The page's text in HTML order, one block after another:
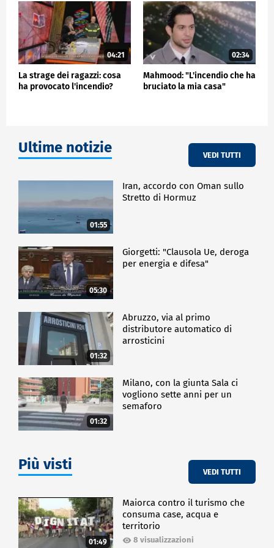
"Questa mattina, poco prima delle 7, siamo stati
chiamati per un incendio in un immobile in Golders
Green Road. 15 autopompe e circa 100 vigili del
fuoco hanno combattuto l'incendio nel momento di
massima intensità, che ha interessato un negozio al
piano terra e un magazzino sul retro, che è
parzialmente crollato", ha sottolineato.
04:21
La strage dei ragazzi: cosa
ha provocato l'incendio?
02:34
Mahmood: "L'incendio che ha
bruciato la mia casa"
Ultime notizie VEDI TUTTI
01:55
Iran, accordo con Oman sullo
Stretto di Hormuz
05:30
Giorgetti: "Clausola Ue, deroga
per energia e difesa"
01:32
Abruzzo, via al primo
distributore automatico di
arrosticini
01:32
Milano, con la giunta Sala ci
vogliono sette anni per un
semaforo
Più visti VEDI TUTTI
01:49
Maiorca contro il turismo che
consuma case, acqua e
territorio
8 visualizzazioni